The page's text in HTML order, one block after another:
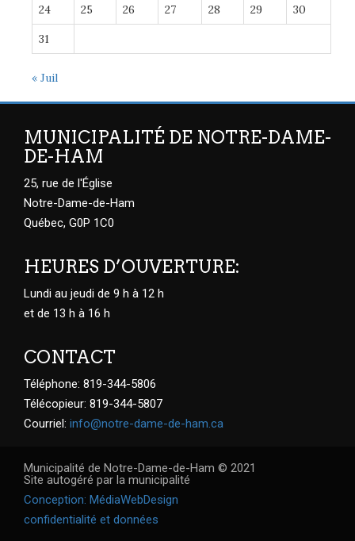
24 25 26 27 28 29 30
31
« Juil
MUNICIPALITÉ DE NOTRE-DAME-
DE-HAM
25, rue de l'Église
Notre-Dame-de-Ham
Québec, G0P 1C0
HEURES D’OUVERTURE:
Lundi au jeudi de 9 h à 12 h
et de 13 h à 16 h
CONTACT
Téléphone: 819-344-5806
Télécopieur: 819-344-5807
Courriel: info@notre-dame-de-ham.ca
Municipalité de Notre-Dame-de-Ham © 2021
Site autogéré par la municipalité
Conception: MédiaWebDesign
confidentialité et données